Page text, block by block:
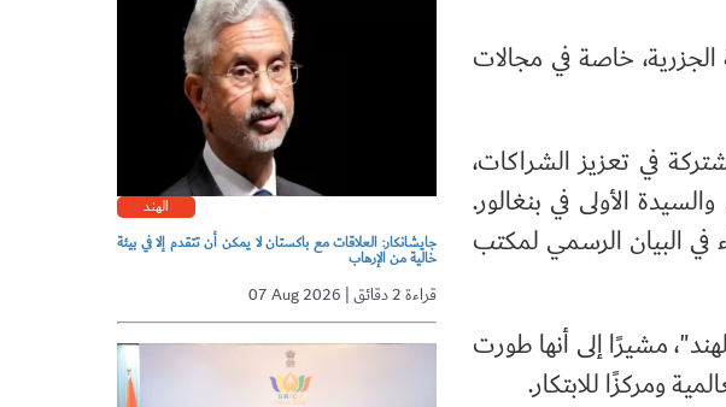
الهند
جايشانكار: العلاقات مع باكستان لا يمكن أن تتقدم إلا في بيئة
خالية من الإرهاب
07 Aug 2026 | قراءة 2 دقائق
خاصة في مجالات
في تعزيز الشراكات،
الأولى في بنغالور.
في البيان الرسمي لمكتب
مشيرًا إلى أنها طورت
ومركزًا للابتكار.